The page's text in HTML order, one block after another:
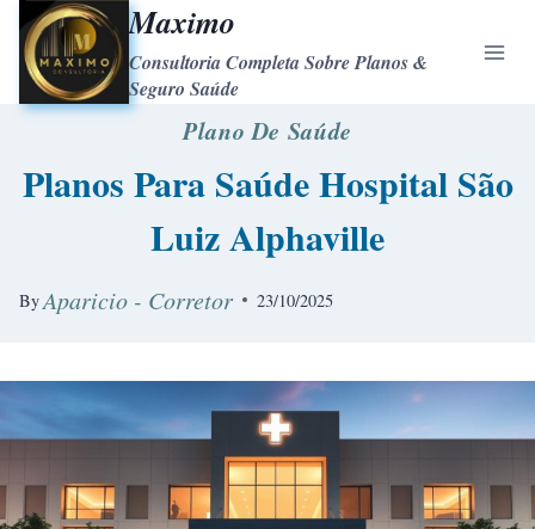
Maximo
Consultoria Completa Sobre Planos &
Seguro Saúde
Plano De Saúde
Planos Para Saúde Hospital São
Luiz Alphaville
ByAparicio - Corretor 23/10/2025